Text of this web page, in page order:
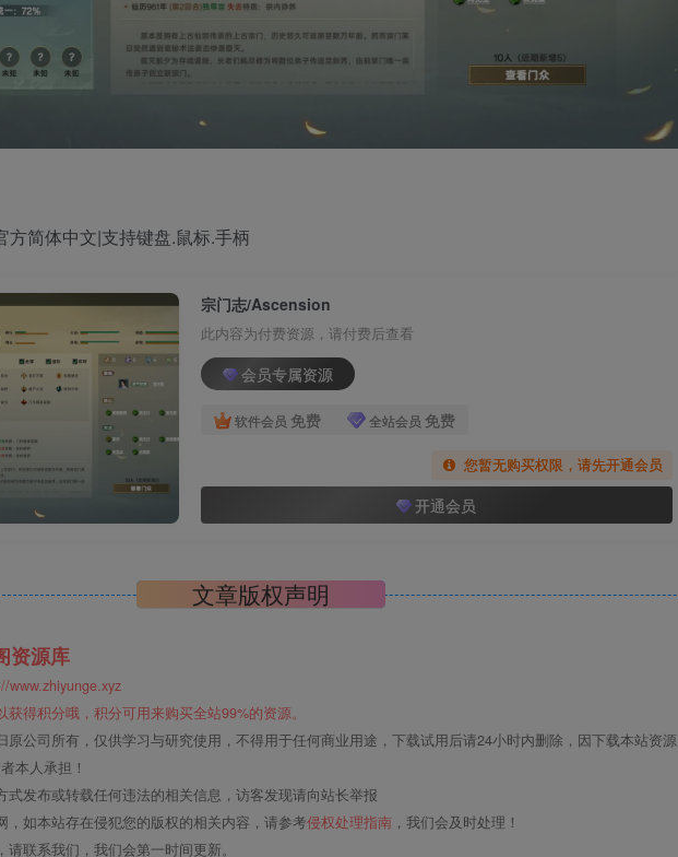
方简体中文|支持键盘.鼠标.手柄
宗门志/Ascension
此内容为付费资源，请付费后查看
会员专属资源
软件会员 免费 全站会员 免费
您暂无购买权限，请先开通会员
开通会员
文章版权声明
资源库
www.zhiyunge.xyz
得积分哦，积分可用来购买全站99%的资源。
原公司所有，仅供学习与研究使用，不得用于任何商业用途，下载试用后请24小时内删除，因下载本站资源
本人承担！
式发布或转载任何违法的相关信息，访客发现请向站长举报
，如本站存在侵犯您的版权的相关内容，请参考侵权处理指南 ，我们会及时处理！
联系我们，我们会第一时间更新。